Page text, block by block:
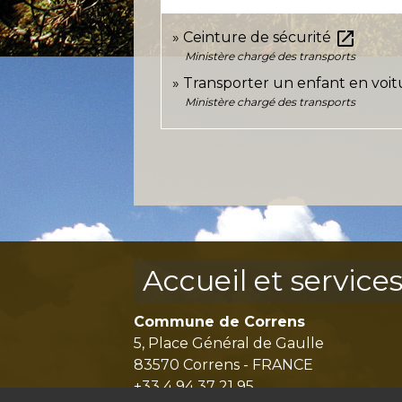
Ceinture de sécurité open_in_new
Ministère chargé des transports
Transporter un enfant en
Ministère chargé des transports
Accueil et services
Commune de Correns
5, Place Général de Gaulle
83570 Correns - FRANCE
+33 4 94 37 21 95